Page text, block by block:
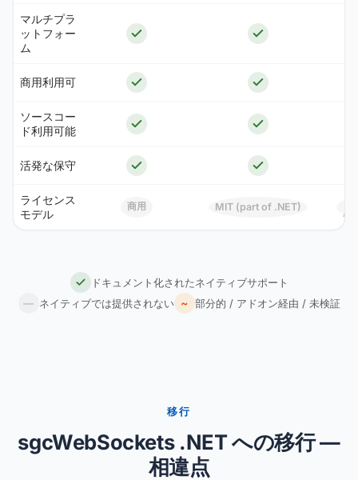
マルチプラ
ットフォー
ム
商用利用可
ソースコー
ド利用可能
活発な保守
ライセンス
モデル
商用 MIT (part of .NET)
ドキュメント化されたネイティブサポート
— ネイティブでは提供されない ~ 部分的 / アドオン経由 / 未検証
移行
sgcWebSockets .NET への移行 —
相違点